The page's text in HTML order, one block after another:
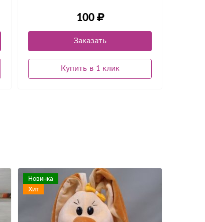
100
Заказать
Купить в 1 клик
Новинка
Хит